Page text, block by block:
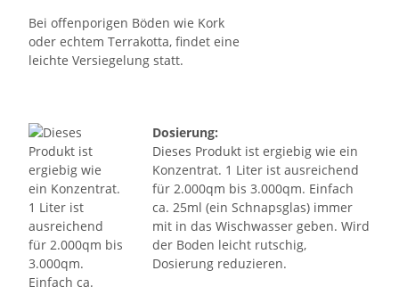
Bei offenporigen Böden wie Kork
oder echtem Terrakotta, findet eine
leichte Versiegelung statt.
Dosierung:
Dieses Produkt ist ergiebig wie ein
Konzentrat. 1 Liter ist ausreichend
für 2.000qm bis 3.000qm. Einfach
ca. 25ml (ein Schnapsglas) immer
mit in das Wischwasser geben. Wird
der Boden leicht rutschig,
Dosierung reduzieren.